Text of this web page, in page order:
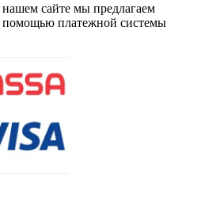
нашем сайте мы предлагаем
помощью платежной системы